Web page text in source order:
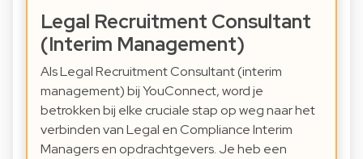
Legal Recruitment Consultant
(Interim Management)
Als Legal Recruitment Consultant (interim
management) bij YouConnect, word je
betrokken bij elke cruciale stap op weg naar het
verbinden van Legal en Compliance Interim
Managers en opdrachtgevers. Je heb een